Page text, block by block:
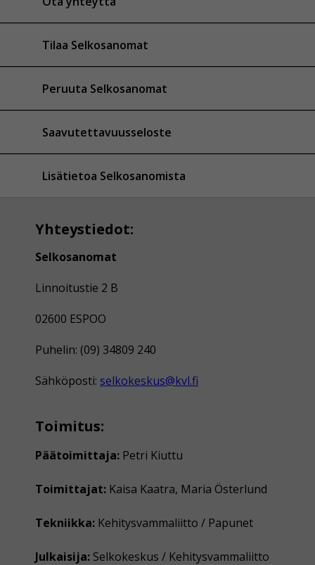
Tilaa Selkosanomat
Peruuta Selkosanomat
Saavutettavuusseloste
Lisätietoa Selkosanomista
Yhteystiedot:
Selkosanomat
Linnoitustie 2 B
02600 ESPOO
Puhelin: (09) 34809 240
Sähköposti: selkokeskus@kvl.fi
Toimitus:
Päätoimittaja: Petri Kiuttu
Toimittajat: Kaisa Kaatra, Maria Österlund
Tekniikka: Kehitysvammaliitto / Papunet
Julkaisija: Selkokeskus / Kehitysvammaliitto